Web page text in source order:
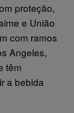
proteção,
e União
com ramos
Angeles,
têm
a bebida